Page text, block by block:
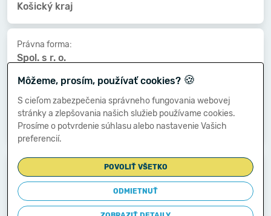
Košický kraj
Právna forma:
Spol. s r. o.
Kat. veľkosti:
Druh vlastníctva:
Súkromné tuzemské
Dátum vzniku:
08.03.2012
Dátum zániku:
-
Môžeme, prosím, používať cookies? 🍪
S cieľom zabezpečenia správneho fungovania webovej
stránky a zlepšovania našich služieb používame cookies.
Prosíme o potvrdenie súhlasu alebo nastavenie Vašich
preferencií.
POVOLIŤ VŠETKO
ODMIETNUŤ